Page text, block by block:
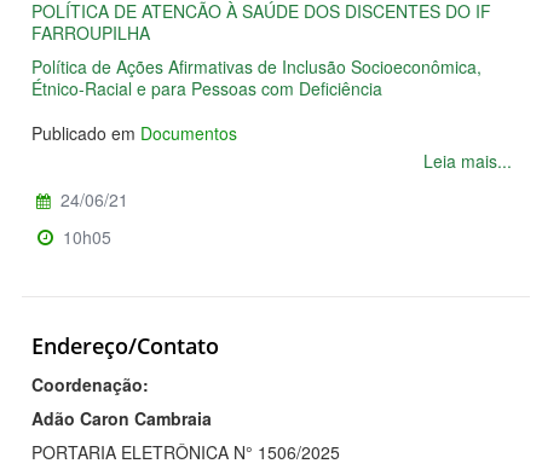
POLÍTICA DE ATENCÃO À SAÚDE DOS DISCENTES DO IF
FARROUPILHA
Política de Ações Afirmativas de Inclusão Socioeconômica,
Étnico-Racial e para Pessoas com Deficiência
Publicado em Documentos
Leia mais...
24/06/21
10h05
Endereço/Contato
Coordenação:
Adão Caron Cambraia
PORTARIA ELETRÔNICA N° 1506/2025